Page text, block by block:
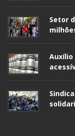
Setor
Auxílio